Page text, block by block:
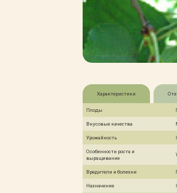
Характеристики
Плоды
Вкусовые качества
Урожайность
Особенности роста и
выращивание
Вредители и болезни
Назначение